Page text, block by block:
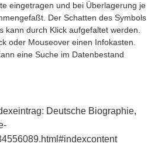
eingetragen und bei Überlagerung je
Der Schatten des Symbols
kann durch Klick aufgefaltet werden.
oder Mouseover einen Infokasten.
eine Suche im Datenbestand
Deutsche Biographie,